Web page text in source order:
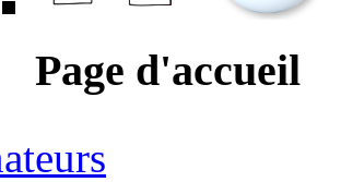
Page d'accueil